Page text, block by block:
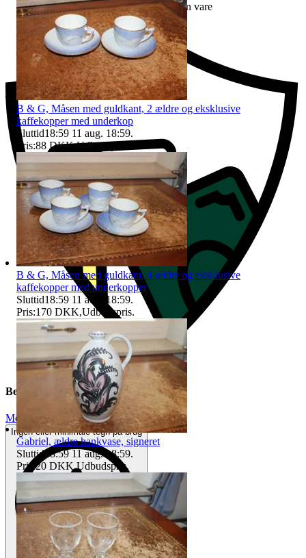
Erstatning hvis du ikke modtager din vare
Beskrivelse
Meget god stand
Ingen eller minimale tegn på brug
B & G, Måsen med guldkant, 2 ældre og eksklusive
kaffekopper med underkop
Sluttid18:59 11 aug. 18:59.
Pris:88 DKK,Udbudspris
B & G, Måsen med guldkant, 4 ældre og eksklusive
kaffekopper med underkopper
Sluttid18:59 11 aug. 18:59.
Pris:170 DKK,Udbudspris.
Gabriel, ældre hankvase, signeret
Sluttid18:59 11 aug. 18:59.
Pris:20 DKK,Udbudspris.